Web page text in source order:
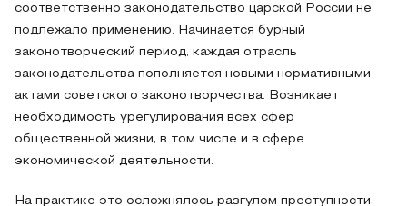
соответственно законодательство царской России не
подлежало применению. Начинается бурный
законотворческий период, каждая отрасль
законодательства пополняется новыми нормативными
актами советского законотворчества. Возникает
необходимость урегулирования всех сфер
общественной жизни, в том числе и в сфере
экономической деятельности.
На практике это осложнялось разгулом преступности,